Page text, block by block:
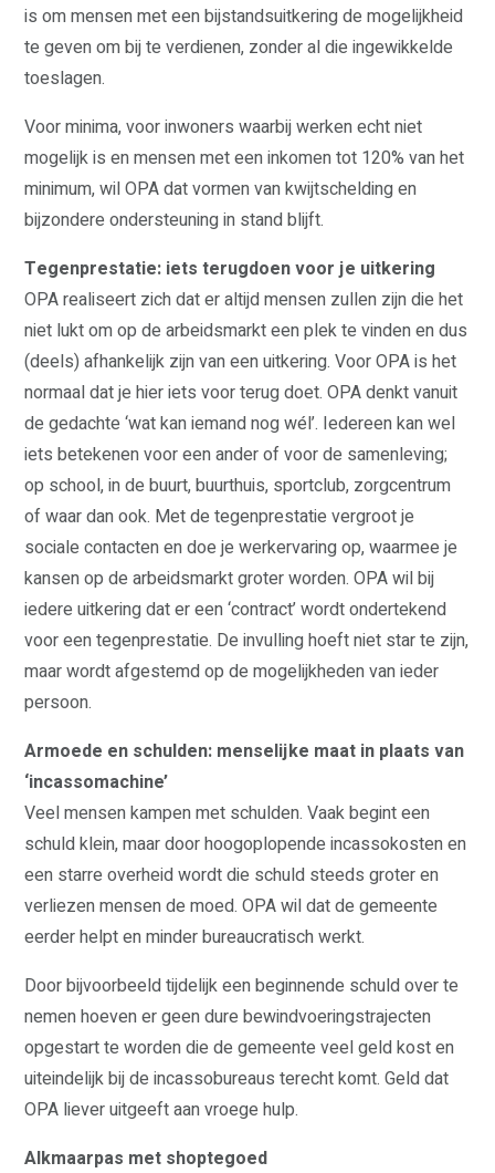
is om mensen met een bijstandsuitkering de mogelijkheid
te geven om bij te verdienen, zonder al die ingewikkelde
toeslagen.
Voor minima, voor inwoners waarbij werken echt niet
mogelijk is en mensen met een inkomen tot 120% van het
minimum, wil OPA dat vormen van kwijtschelding en
bijzondere ondersteuning in stand blijft.
Tegenprestatie: iets terugdoen voor je uitkering
OPA realiseert zich dat er altijd mensen zullen zijn die het
niet lukt om op de arbeidsmarkt een plek te vinden en dus
(deels) afhankelijk zijn van een uitkering. Voor OPA is het
normaal dat je hier iets voor terug doet. OPA denkt vanuit
de gedachte ‘wat kan iemand nog wél’. Iedereen kan wel
iets betekenen voor een ander of voor de samenleving;
op school, in de buurt, buurthuis, sportclub, zorgcentrum
of waar dan ook. Met de tegenprestatie vergroot je
sociale contacten en doe je werkervaring op, waarmee je
kansen op de arbeidsmarkt groter worden. OPA wil bij
iedere uitkering dat er een ‘contract’ wordt ondertekend
voor een tegenprestatie. De invulling hoeft niet star te zijn,
maar wordt afgestemd op de mogelijkheden van ieder
persoon.
Armoede en schulden: menselijke maat in plaats van
‘incassomachine’
Veel mensen kampen met schulden. Vaak begint een
schuld klein, maar door hoogoplopende incassokosten en
een starre overheid wordt die schuld steeds groter en
verliezen mensen de moed. OPA wil dat de gemeente
eerder helpt en minder bureaucratisch werkt.
Door bijvoorbeeld tijdelijk een beginnende schuld over te
nemen hoeven er geen dure bewindvoeringstrajecten
opgestart te worden die de gemeente veel geld kost en
uiteindelijk bij de incassobureaus terecht komt. Geld dat
OPA liever uitgeeft aan vroege hulp.
Alkmaarpas met shoptegoed